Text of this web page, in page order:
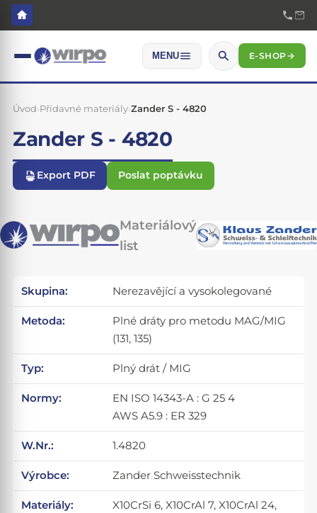
MENU E-SHOP→
Úvod›Přídavné materiály›Zander S - 4820
Zander S - 4820
Export PDF Poslat poptávku
Materiálový
list
Skupina: Nerezavějící a vysokolegované
Metoda:
Plné dráty pro metodu MAG/MIG
(131, 135)
Typ: Plný drát / MIG
Normy:
EN ISO 14343-A : G 25 4
AWS A5.9 : ER 329
W.Nr.: 1.4820
Výrobce: Zander Schweisstechnik
Materiály:
X10CrSi 6, X10CrAl 7, X10CrAl 24,